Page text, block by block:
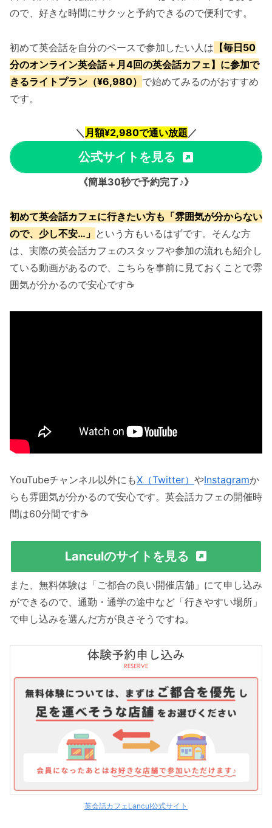
ので、好きな時間にサクッと予約できるので便利です。
初めて英会話を自分のペースで参加したい人は 【毎日50
分のオンライン英会話＋月4回の英会話カフェ】に参加で
きるライトプラン（¥6,980） で始めてみるのがおすすめ
です。
＼ 月額¥2,980で通い放題／
公式サイトを見る
《簡単30秒で予約完了♪》
初めて英会話カフェに行きたい方も「雰囲気が分からない
ので、少し不安…」 という方もいるはずです。そんな方
は、実際の英会話カフェのスタッフや参加の流れも紹介し
ている動画があるので、こちらを事前に見ておくことで雰
囲気が分かるので安心です☕️
YouTubeチャンネル以外にもX（Twitter） やInstagramか
らも雰囲気が分かるので安心です。英会話カフェの開催時
間は60分間です☕️
Lanculのサイトを見る
また、無料体験は「ご都合の良い開催店舗」にて申し込み
ができるので、通勤・通学の途中など「行きやすい場所」
で申し込みを選んだ方が良さそうですね。
英会話カフェLancul公式サイト